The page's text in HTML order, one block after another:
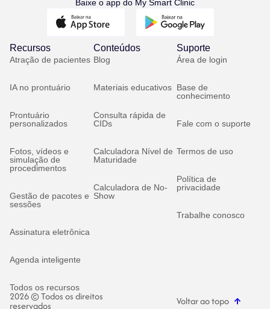
Baixe o app do My Smart Clinic
Recursos
Atração de pacientes
IA no prontuário
Prontuário
personalizados
Fotos, vídeos e
simulação de
procedimentos
Gestão de pacotes e
sessões
Assinatura eletrônica
Agenda inteligente
Todos os recursos
Conteúdos
Blog
Materiais educativos
Consulta rápida de
CIDs
Calculadora Nível de
Maturidade
Calculadora de No-
Show
Suporte
Área de login
Base de
conhecimento
Fale com o suporte
Termos de uso
Política de
privacidade
Trabalhe conosco
2026 © Todos os direitos
reservados Voltar ao topo